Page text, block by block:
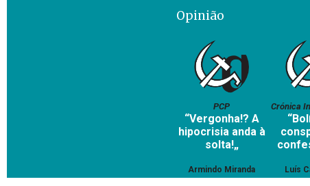
Opinião
PCP
“Vergonha!? A
hipocrisia anda à
solta!„
Armindo Miranda
Crónica
Luís